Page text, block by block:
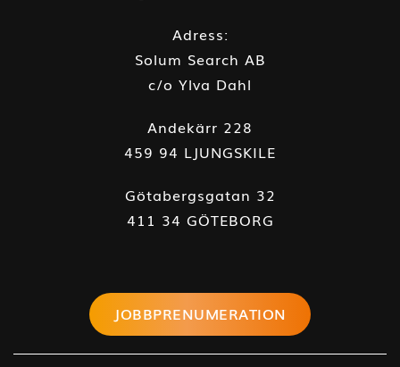
Adress:
Solum Search AB
c/o Ylva Dahl
Andekärr 228
459 94 LJUNGSKILE
Götabergsgatan 32
411 34 GÖTEBORG
JOBBPRENUMERATION